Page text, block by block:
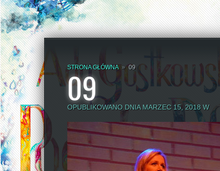
STRONA GŁÓWNA » 09
09
OPUBLIKOWANO DNIA MARZEC 15, 2018 W